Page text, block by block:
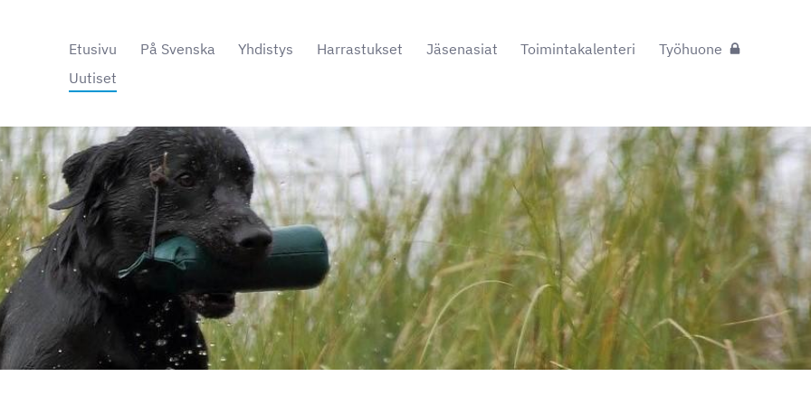
Etusivu På Svenska Yhdistys Harrastukset Jäsenasiat Toimintakalenteri
Työhuone
Uutiset